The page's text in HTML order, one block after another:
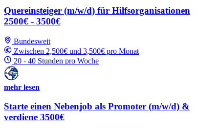
Quereinsteiger (m/w/d) für Hilfsorganisationen
2500€ - 3500€
Bundesweit
Zwischen 2,500€ und 3,500€ pro Monat
20 - 40 Stunden pro Woche
mehr lesen
Starte einen Nebenjob als Promoter (m/w/d) &
verdiene 3500€